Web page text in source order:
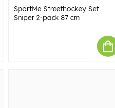
SportMe Streethockey Set
Sniper 2-pack 87 cm